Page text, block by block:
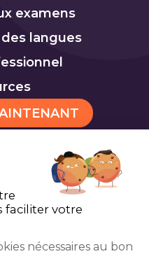
examens
langues
Cookies
votre
nécessaires au bon